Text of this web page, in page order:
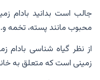
جالب است بدانید بادام
محبوب مانند پسته، تخمه
از نظر گیاه شناسی بادام
زمینی است که متعلق به